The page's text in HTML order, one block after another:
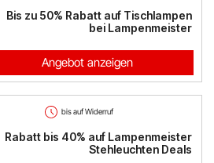
Bis zu 50% Rabatt auf Tischlampen
bei Lampenmeister
Angebot anzeigen
bis auf Widerruf
Rabatt bis 40% auf Lampenmeister
Stehleuchten Deals